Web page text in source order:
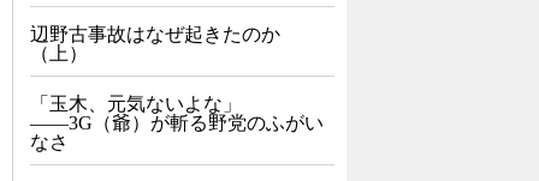
辺野古事故はなぜ起きたのか
（上）
「玉木、元気ないよな」
――3G（爺）が斬る野党のふがい
なさ